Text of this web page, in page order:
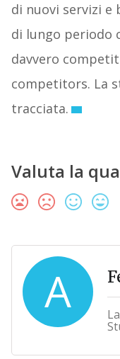
di nuovi servizi e
di lungo periodo
davvero
competitors. La
tracciata.
Valuta la
A